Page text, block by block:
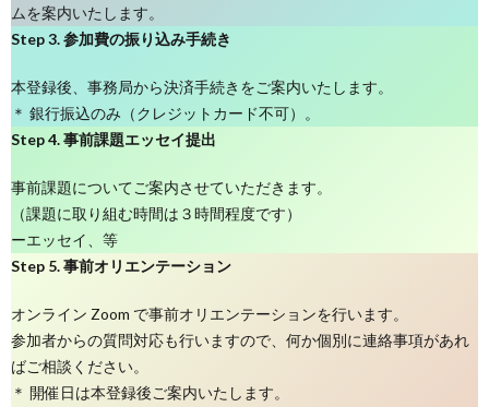
ムを案内いたします。
Step 3. 参加費の振り込み手続き
本登録後、事務局から決済手続きをご案内いたします。
＊ 銀行振込のみ（クレジットカード不可）。
Step 4. 事前課題エッセイ提出
事前課題についてご案内させていただきます。
（課題に取り組む時間は３時間程度です）
ーエッセイ、等
Step 5. 事前オリエンテーション
オンライン Zoom で事前オリエンテーションを行います。
参加者からの質問対応も行いますので、何か個別に連絡事項があれ
ばご相談ください。
＊ 開催日は本登録後ご案内いたします。